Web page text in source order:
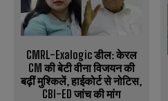
CMRL-Exalogic डील: केरल
CM की बेटी वीना विजयन की
बढ़ीं मुश्किलें, हाईकोर्ट से नोटिस,
CBI-ED जांच की मांग